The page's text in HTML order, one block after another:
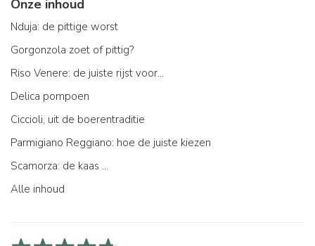
Onze inhoud
Nduja: de pittige worst
Gorgonzola zoet of pittig?
Riso Venere: de juiste rijst voor...
Delica pompoen
Ciccioli, uit de boerentraditie
Parmigiano Reggiano: hoe de juiste kiezen
Scamorza: de kaas ...
Alle inhoud